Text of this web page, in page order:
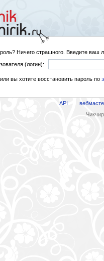
Ничего страшного. Введите
(логин):
или вы хотите восстановить пароль по
API